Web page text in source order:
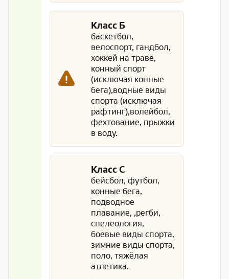
Класс Б
баскетбол,
велоспорт, гандбол,
хоккей на траве,
конный спорт
(исключая конные
бега),водные виды
спорта (исключая
рафтинг),волейбол,
фехтование, прыжки
в воду.
Класс С
бейсбол, футбол,
конные бега,
подводное
плавание, ,регби,
спелеология,
боевые виды спорта,
зимние виды спорта,
поло, тяжёлая
атлетика.